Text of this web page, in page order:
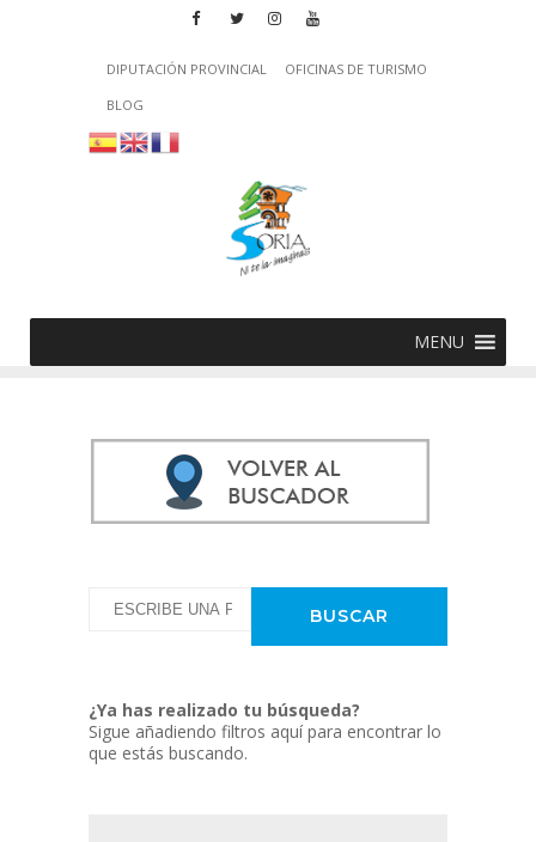
DIPUTACIÓN PROVINCIAL
OFICINAS DE TURISMO
BLOG
MENU
¿Ya has realizado tu búsqueda?
Sigue añadiendo filtros aquí para encontrar lo
que estás buscando.